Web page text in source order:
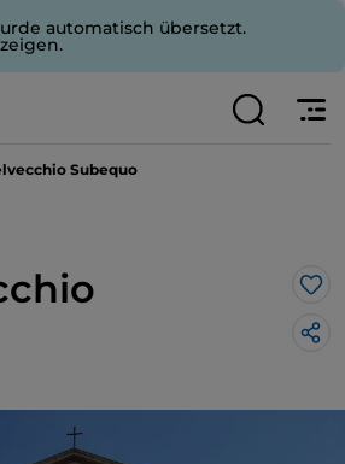
automatisch übersetzt.
Subequo